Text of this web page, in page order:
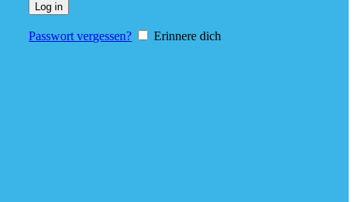
Log in
Passwort vergessen? Erinnere dich